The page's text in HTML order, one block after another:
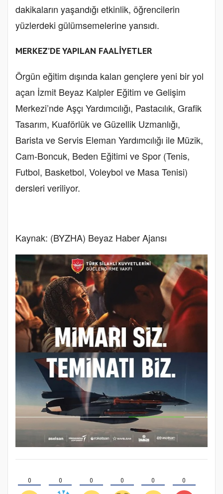
dakikaların yaşandığı etkinlik, öğrencilerin
yüzlerdeki gülümsemelerine yansıdı.
MERKEZ’DE YAPILAN FAALİYETLER
Örgün eğitim dışında kalan gençlere yeni bir yol
açan İzmit Beyaz Kalpler Eğitim ve Gelişim
Merkezi’nde Aşçı Yardımcılığı, Pastacılık, Grafik
Tasarım, Kuaförlük ve Güzellik Uzmanlığı,
Barista ve Servis Eleman Yardımcılığı ile Müzik,
Cam-Boncuk, Beden Eğitimi ve Spor (Tenis,
Futbol, Basketbol, Voleybol ve Masa Tenisi)
dersleri veriliyor.
Kaynak: (BYZHA) Beyaz Haber Ajansı
0 0 0 0 0 0